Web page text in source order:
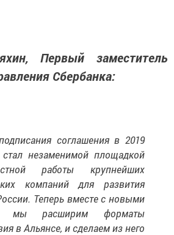
Первый заместитель
Сбербанка:
соглашения в 2019
стал незаменимой площадкой
работы крупнейших
компаний для развития
Теперь вместе с новыми
мы расширим форматы
в Альянсе, и сделаем из него